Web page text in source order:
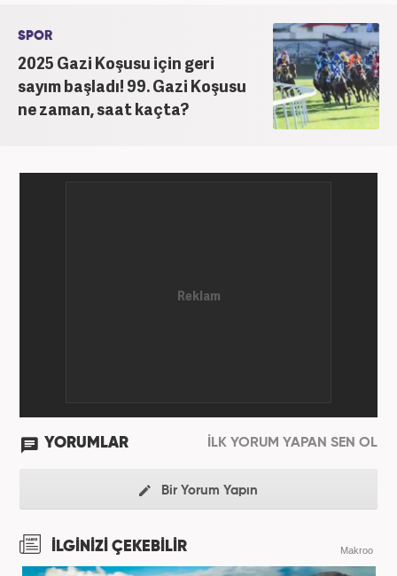
SPOR
2025 Gazi Koşusu için geri
sayım başladı! 99. Gazi Koşusu
ne zaman, saat kaçta?
YORUMLAR İLK YORUM YAPAN SEN OL
Bir Yorum Yapın
İLGİNİZİ ÇEKEBİLİR Makroo